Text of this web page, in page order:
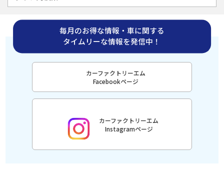
毎月のお得な情報・車に関する
タイムリーな情報を発信中！
カーファクトリーエム
Facebookページ
カーファクトリーエム
Instagramページ